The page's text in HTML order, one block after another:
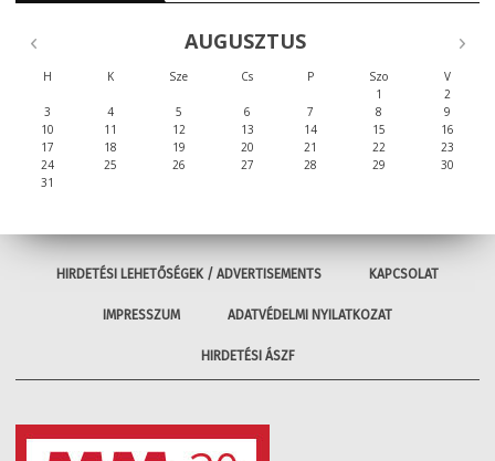
AUGUSZTUS
H K Sze Cs P Szo
V
1
2
3
4 5 6 7 8
9
10
11 12 13 14 15
16
17
18 19 20 21 22
23
24
25 26 27 28 29
30
31
HIRDETÉSI LEHETŐSÉGEK / ADVERTISEMENTS KAPCSOLAT
IMPRESSZUM ADATVÉDELMI NYILATKOZAT
HIRDETÉSI ÁSZF